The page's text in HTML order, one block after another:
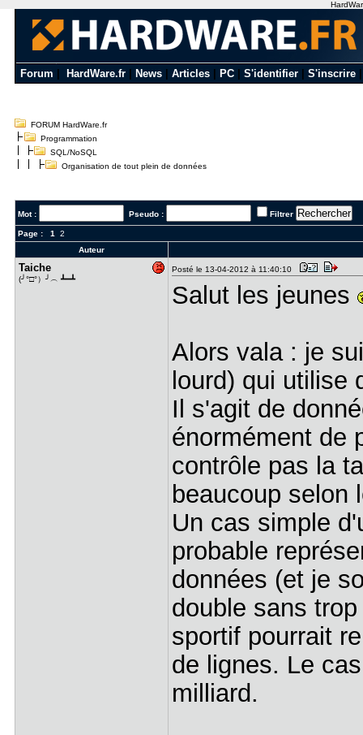
Forum HardWare.fr News Articles PC S'identifier S'inscrire
FORUM HardWare.fr
Programmation
SQL/NoSQL
Organisation de tout plein de données
Mot : Pseudo : Filtrer
Page : 1
2
Auteur
Taiche
(╯°□°）╯︵ ┻━┻
Posté le 13-04-2012 à 11:40:10
Salut les jeunes
Alors vala : je
lourd) qui utilise
Il s'agit de
énormément de
contrôle pas la
beaucoup selon
Un cas simple
probable
données (et je
double sans
sportif pourrait
de lignes. Le
milliard.